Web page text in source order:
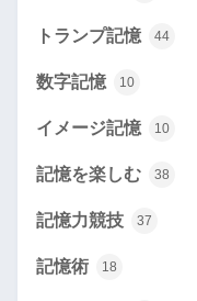
トランプ記憶 44
数字記憶 10
イメージ記憶 10
記憶を楽しむ 38
記憶力競技 37
記憶術 18